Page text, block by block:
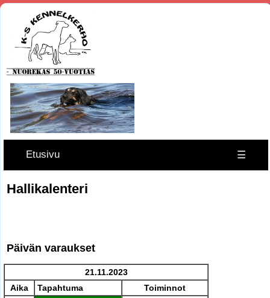
Etusivu ☰
Hallikalenteri
Päivän varaukset
21.11.2023
Aika
Tapahtuma
Toiminnot